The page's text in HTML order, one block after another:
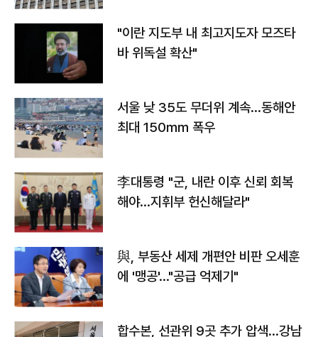
"이란 지도부 내 최고지도자 모즈타
바 위독설 확산"
서울 낮 35도 무더위 계속…동해안
최대 150㎜ 폭우
李대통령 "군, 내란 이후 신뢰 회복
해야…지휘부 헌신해달라"
與, 부동산 세제 개편안 비판 오세훈
에 '맹공'…"공급 억제기"
합수본, 선관위 9곳 추가 압색…강남